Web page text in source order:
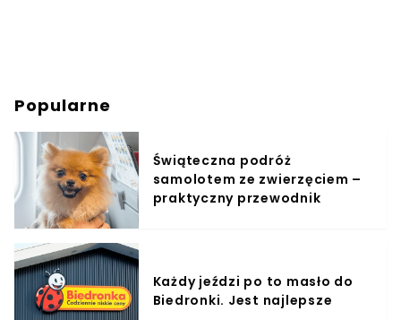
Popularne
Świąteczna podróż
samolotem ze zwierzęciem –
praktyczny przewodnik
Każdy jeździ po to masło do
Biedronki. Jest najlepsze